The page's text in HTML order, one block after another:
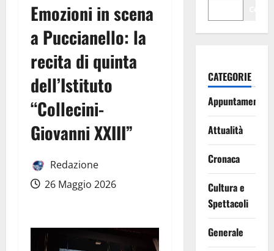
Emozioni in scena
a Puccianello: la
recita di quinta
dell’Istituto
“Collecini-
Giovanni XXIII”
Redazione
26 Maggio 2026
CATEGORIE
Appuntamenti
Attualità
Cronaca
Cultura e
Spettacoli
Generale